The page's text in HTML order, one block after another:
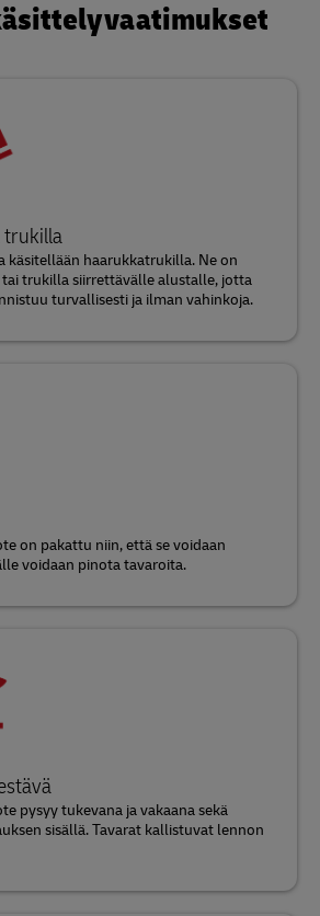
trukilla
käsitellään haarukkatrukilla. Ne on
trukilla siirrettävälle alustalle, jotta
turvallisesti ja ilman vahinkoja.
on pakattu niin, että se voidaan
voidaan pinota tavaroita.
pysyy tukevana ja vakaana sekä
sisällä. Tavarat kallistuvat lennon